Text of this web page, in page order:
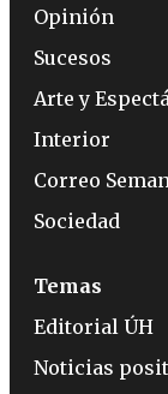
Opinión
Sucesos
Arte y
Interior
Correo
Sociedad
Temas
Editorial ÚH
Noticias